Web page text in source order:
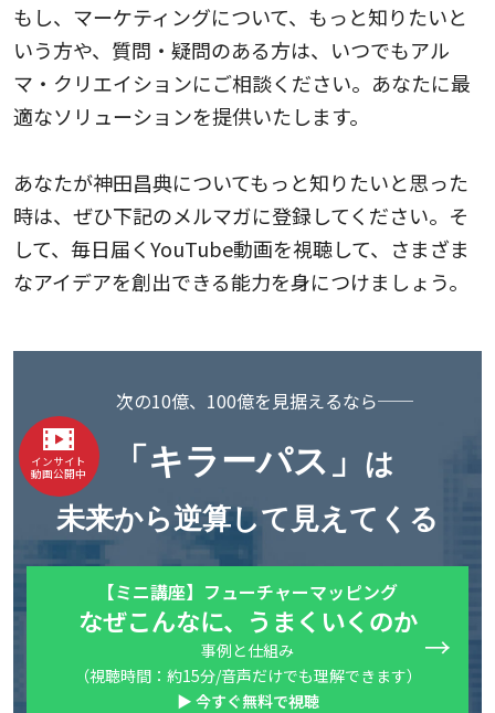
もし、マーケティングについて、もっと知りたいと
いう方や、質問・疑問のある方は、いつでもアル
マ・クリエイションにご相談ください。あなたに最
適なソリューションを提供いたします。
あなたが神田昌典についてもっと知りたいと思った
時は、ぜひ下記のメルマガに登録してください。そ
して、毎日届くYouTube動画を視聴して、さまざま
なアイデアを創出できる能力を身につけましょう。
インサイト
動画公開中
次の10億、100億を見据えるなら──
「キラーパス」 は
未来から逆算して見えてくる
【ミニ講座】フューチャーマッピング
なぜこんなに、うまくいくのか
事例と仕組み
（視聴時間：約15分/音声だけでも理解できます）
▶ 今すぐ無料で視聴